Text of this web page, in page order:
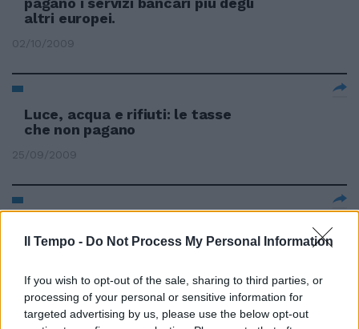
Il Tempo - Do Not Process My Personal Information
If you wish to opt-out of the sale, sharing to third parties, or
processing of your personal or sensitive information for
targeted advertising by us, please use the below opt-out
altri europei.
02/10/2009
Luce, acqua e rifiuti: le tasse
che non pagano
25/09/2009
carta clonata